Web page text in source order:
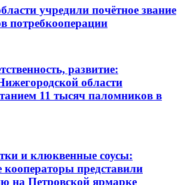
учредили почётное звание
потребкооперации
развитие:
области
11 тысяч паломников в
и клюквенные соусы:
кооператоры представили
на Петровской ярмарке